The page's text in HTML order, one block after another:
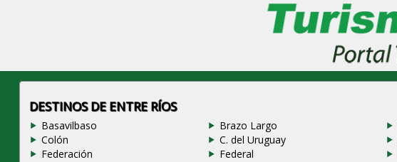
DESTINOS DE ENTRE RÍOS
Basavilbaso Brazo Largo
Colón
C. del Uruguay
Federación
Federal